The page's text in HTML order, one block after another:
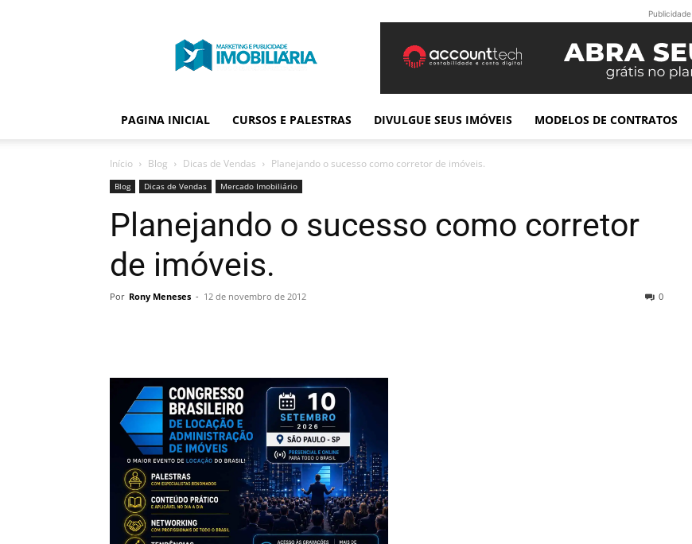
Publicidade
Imobiliária
Publicidade
PAGINA INICIAL CURSOS E PALESTRAS DIVULGUE SEUS IMÓVEIS MODELOS DE CONTRATOS
Início Blog Dicas de Vendas Planejando o sucesso como corretor de imóveis.
Blog Dicas de Vendas Mercado Imobiliário
Planejando o sucesso como corretor
de imóveis.
Por Rony Meneses - 12 de novembro de 2012 0